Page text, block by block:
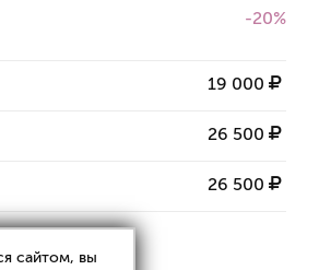
-20%
19 000
26 500
26 500
сайтом, вы